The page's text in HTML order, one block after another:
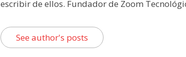
escribir de ellos. Fundador de Zoom
See author's posts